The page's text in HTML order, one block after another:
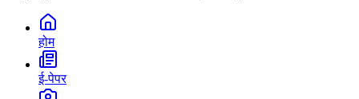
होम
ई-पेपर